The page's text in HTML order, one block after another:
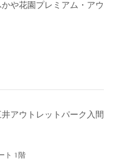
や花園プレミアム・アウ
アウトレットパーク入間
ト 1階